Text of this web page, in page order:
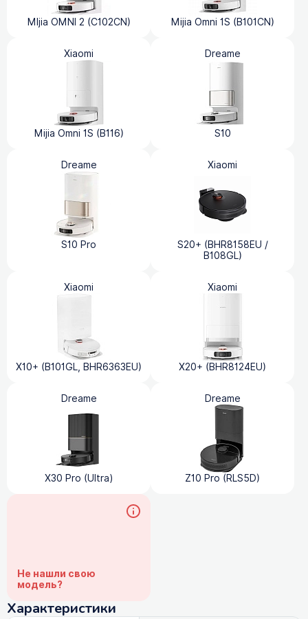
MIjia OMNI 2 (C102CN) Mijia Omni 1S (B101CN)
Xiaomi
Mijia Omni 1S (B116)
Dreame
S10
Dreame
S10 Pro
Xiaomi
S20+ (BHR8158EU /
B108GL)
Xiaomi
X10+ (B101GL, BHR6363EU)
Xiaomi
X20+ (BHR8124EU)
Dreame
X30 Pro (Ultra)
Dreame
Z10 Pro (RLS5D)
Не нашли свою
модель?
Характеристики